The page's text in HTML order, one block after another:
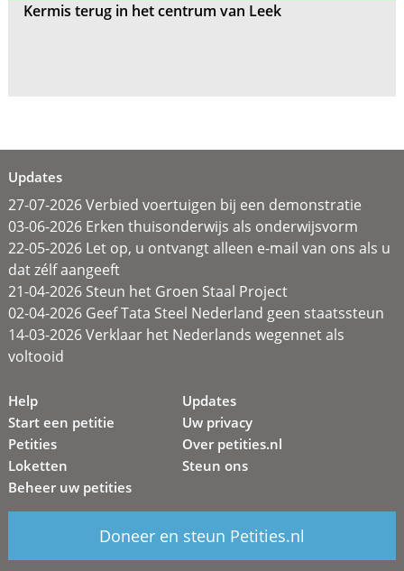
Kermis terug in het centrum van Leek
Updates
27-07-2026 Verbied voertuigen bij een demonstratie
03-06-2026 Erken thuisonderwijs als onderwijsvorm
22-05-2026 Let op, u ontvangt alleen e-mail van ons als u
dat zélf aangeeft
21-04-2026 Steun het Groen Staal Project
02-04-2026 Geef Tata Steel Nederland geen staatssteun
14-03-2026 Verklaar het Nederlands wegennet als
voltooid
Help
Start een petitie
Petities
Loketten
Beheer uw petities
Updates
Uw privacy
Over petities.nl
Steun ons
Doneer en steun Petities.nl